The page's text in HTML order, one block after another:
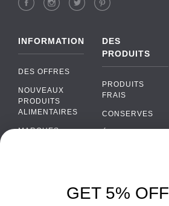
INFORMATION
DES OFFRES
NOUVEAUX
PRODUITS
ALIMENTAIRES
MARQUES
DES
PRODUITS
PRODUITS
FRAIS
CONSERVES
ALCOOL
WhatsApp
GET 5% OFF